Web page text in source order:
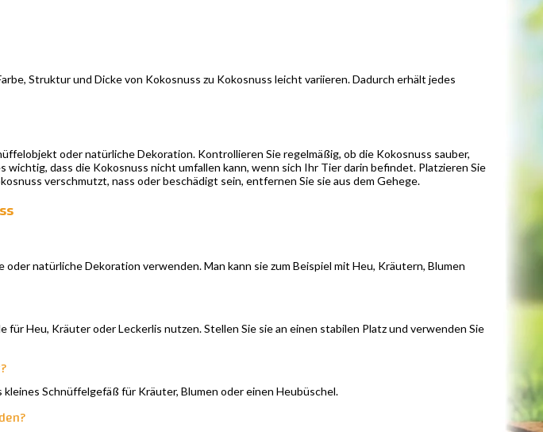
Struktur und Dicke von Kokosnuss zu Kokosnuss leicht variieren. Dadurch erhält jedes
oder natürliche Dekoration. Kontrollieren Sie regelmäßig, ob die Kokosnuss sauber,
dass die Kokosnuss nicht umfallen kann, wenn sich Ihr Tier darin befindet. Platzieren Sie
verschmutzt, nass oder beschädigt sein, entfernen Sie sie aus dem Gehege.
natürliche Dekoration verwenden. Man kann sie zum Beispiel mit Heu, Kräutern, Blumen
für Heu, Kräuter oder Leckerlis nutzen. Stellen Sie sie an einen stabilen Platz und verwenden Sie
Schnüffelgefäß für Kräuter, Blumen oder einen Heubüschel.